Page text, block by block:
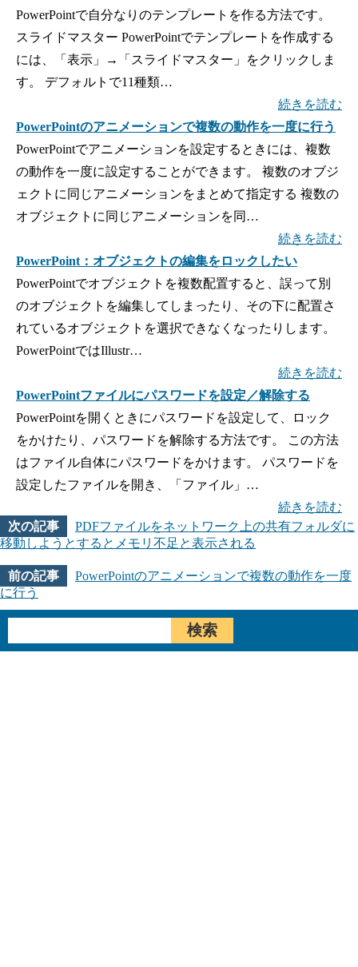
PowerPointで自分なりのテンプレートを作る方法です。
スライドマスター PowerPointでテンプレートを作成する
には、「表示」→「スライドマスター」をクリックしま
す。 デフォルトで11種類…
続きを読む
PowerPointのアニメーションで複数の動作を一度に行う
PowerPointでアニメーションを設定するときには、複数
の動作を一度に設定することができます。 複数のオブジ
ェクトに同じアニメーションをまとめて指定する 複数の
オブジェクトに同じアニメーションを同…
続きを読む
PowerPoint：オブジェクトの編集をロックしたい
PowerPointでオブジェクトを複数配置すると、誤って別
のオブジェクトを編集してしまったり、その下に配置さ
れているオブジェクトを選択できなくなったりします。
PowerPointではIllustr…
続きを読む
PowerPointファイルにパスワードを設定／解除する
PowerPointを開くときにパスワードを設定して、ロック
をかけたり、パスワードを解除する方法です。 この方法
はファイル自体にパスワードをかけます。 パスワードを
設定したファイルを開き、「ファイル」…
続きを読む
PDFファイルをネットワーク上の共有フォルダに
移動しようとするとメモリ不足と表示される
PowerPointのアニメーションで複数の動作を一度
に行う